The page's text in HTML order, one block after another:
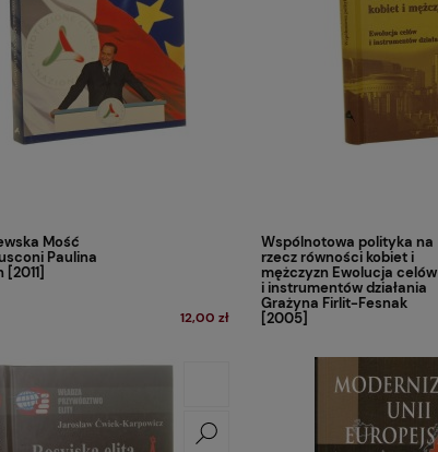
Mość
Paulina
[2011]
12,00 zł
Wspólnotowa polityka na
rzecz równości kobiet i
mężczyzn Ewolucja celów
i instrumentów działania
Grażyna Firlit-Fesnak
[2005]